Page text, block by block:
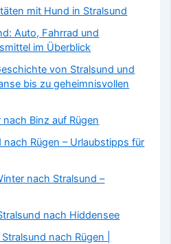
mit Hund in Stralsund
Auto, Fahrrad und
im Überblick
von Stralsund und
bis zu geheimnisvollen
Binz auf Rügen
Rügen – Urlaubstipps für
nach Stralsund –
nach Hiddensee
nach Rügen |